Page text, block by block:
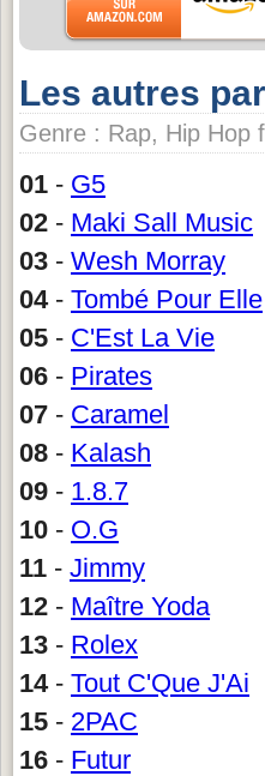
Les autres
Genre : Rap, Hip Hop
01 - G5
02 - Maki Sall Music
03 - Wesh Morray
04- Tombé Pour Elle
05 - C'Est La Vie
06 - Pirates
07 - Caramel
08 - Kalash
09 - 1.8.7
10 - O.G
11 - Jimmy
12 - Maître Yoda
13 - Rolex
14- Tout C'Que J'Ai
15 - 2PAC
16 - Futur